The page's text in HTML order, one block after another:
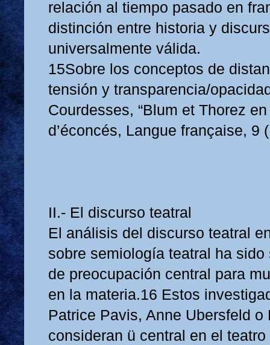
relación al tiempo pasado en
distinción entre historia y
universalmente válida.
15Sobre los conceptos de
tensión y transparencia/
Courdesses, “Blum et Thorez
d’éconcés, Langue française, 9
II.- El discurso teatral
El análisis del discurso teatral
sobre semiología teatral ha sido
de preocupación central para
en la materia.16 Estos
Patrice Pavis, Anne Ubersfeld o
consideran ü central en el